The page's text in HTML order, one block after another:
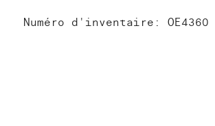
Numéro d'inventaire: OE4360